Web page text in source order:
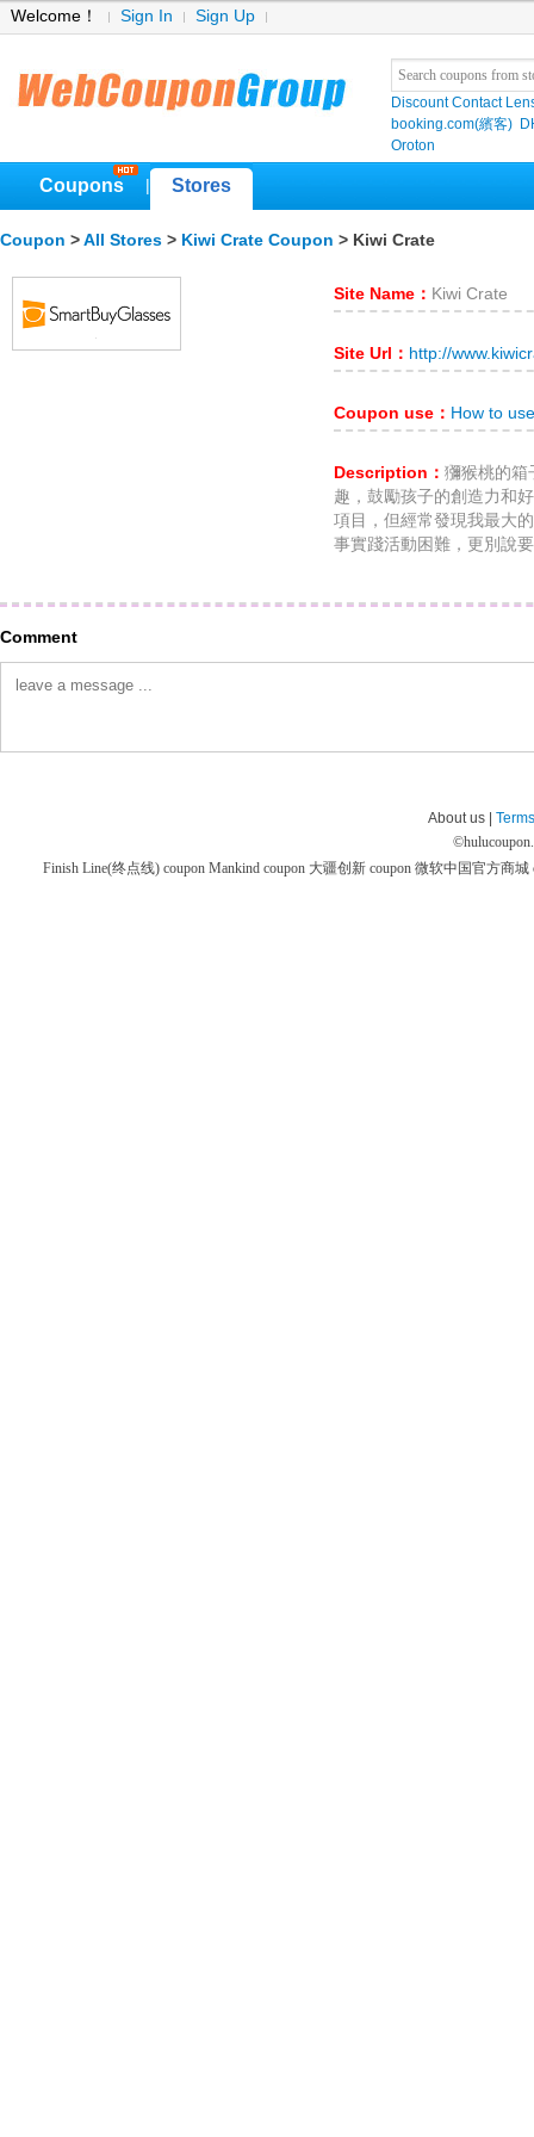
Welcome！ Sign In Sign Up
Discount Contact
booking.com(繽客)
Oroton
Coupons Stores
Coupon > All Stores > Kiwi Crate Coupon > Kiwi Crate
Site Name： Kiwi Crate
Site Url： http://
Coupon use： How to
Description： 獼猴桃的箱
趣，鼓勵孩子的創造力和
項目，但經常發現我最大
事實踐活動困難，更別說
Comment
About us |
©
Finish Line(终点线) coupon Mankind coupon 大疆创新 coupon 微软中国官方商城